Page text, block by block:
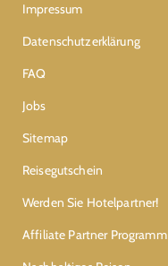
Impressum
Datenschutzerklärung
FAQ
Jobs
Sitemap
Reisegutschein
Werden Sie Hotelpartner!
Affiliate Partner Programm